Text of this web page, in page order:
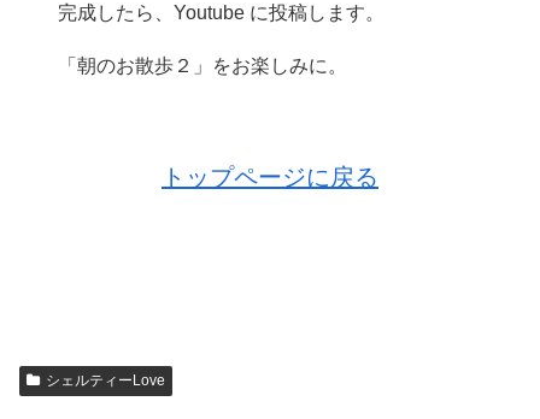
完成したら、Youtube に投稿します。
「朝のお散歩２」をお楽しみに。
トップページに戻る
シェルティーLove